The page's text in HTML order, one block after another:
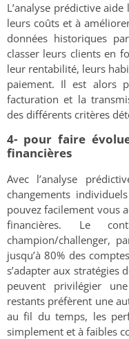
L’analyse prédictive
leurs coûts et à
données historiques
classer leurs clients en
leur rentabilité, leurs
paiement. Il est alors
facturation et la
des différents critères
4- pour faire
financières
Avec l’analyse
changements
pouvez facilement vous
financières. Le
champion/challenger,
jusqu’à 80% des
s’adapter aux stratégies
peuvent privilégier
restants préfèrent une
au fil du temps, les
simplement et à faibles